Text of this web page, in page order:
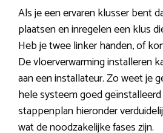
Als je een ervaren klusser bent
plaatsen en inregelen een klus
Heb je twee linker handen, of
De vloerverwarming installeren
aan een installateur. Zo weet je
hele systeem goed
stappenplan hieronder
wat de noodzakelijke fases zijn.